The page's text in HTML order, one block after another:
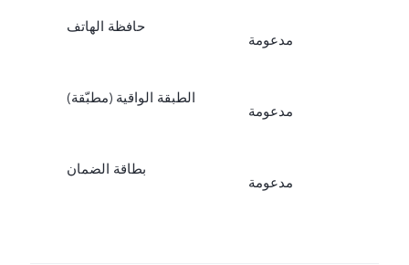
حافظة الهاتف
مدعومة
الطبقة الواقية (مطبّقة)
مدعومة
بطاقة الضمان
مدعومة